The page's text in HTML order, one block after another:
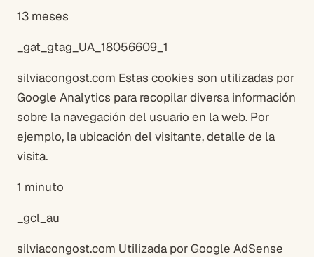
13 meses
_gat_gtag_UA_18056609_1
silviacongost.com Estas cookies son utilizadas por
Google Analytics para recopilar diversa información
sobre la navegación del usuario en la web. Por
ejemplo, la ubicación del visitante, detalle de la
visita.
1 minuto
_gcl_au
silviacongost.com Utilizada por Google AdSense